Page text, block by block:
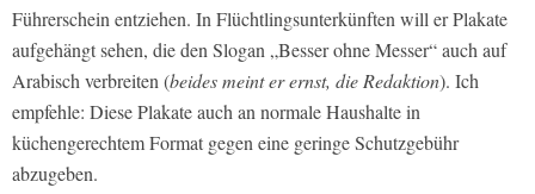
Führerschein entziehen. In Flüchtlingsunterkünften will er Plakate
aufgehängt sehen, die den Slogan „Besser ohne Messer“ auch auf
Arabisch verbreiten (beides meint er ernst, die Redaktion). Ich
empfehle: Diese Plakate auch an normale Haushalte in
küchengerechtem Format gegen eine geringe Schutzgebühr
abzugeben.